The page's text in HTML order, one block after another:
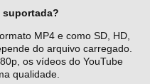
suportada?
MP4 e como SD, HD,
do arquivo carregado.
os vídeos do YouTube
qualidade.